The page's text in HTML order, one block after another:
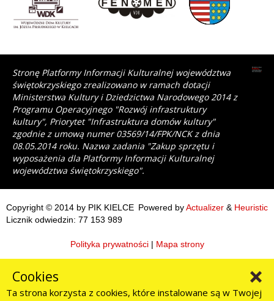
Stronę Platformy Informacji Kulturalnej województwa
świętokrzyskiego zrealizowano w ramach dotacji
Ministerstwa Kultury i Dziedzictwa Narodowego 2014 z
Programu Operacyjnego "Rozwój infrastruktury
kultury", Priorytet "Infrastruktura domów kultury"
zgodnie z umową numer 03569/14/FPK/NCK z dnia
08.05.2014 roku. Nazwa zadania "Zakup sprzętu i
wyposażenia dla Platformy Informacji Kulturalnej
województwa świętokrzyskiego".
Powered byActualizer & Heuristic
Copyright © 2014 by PIK KIELCE
Licznik odwiedzin: 77 153 989
Polityka prywatności | Mapa strony
Cookies
Ta strona korzysta z cookies, które instalowane są w Twojej